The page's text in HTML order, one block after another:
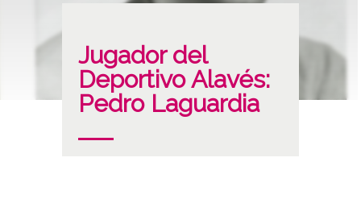
Jugador del
Deportivo Alavés:
Pedro Laguardia